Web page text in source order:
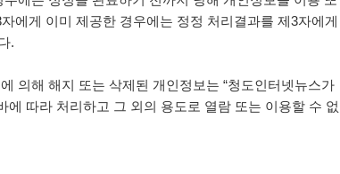
에게 이미 제공한 경우에는 정정 처리결과를 제3자에게
.
의해 해지 또는 삭제된 개인정보는 “청도인터넷뉴스가
따라 처리하고 그 외의 용도로 열람 또는 이용할 수 없